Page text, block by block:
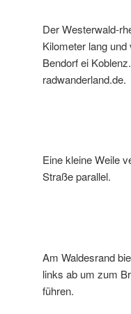
Der Westerwald-
Kilometer lang
Bendorf ei
radwanderland.de.
Eine kleine Weile
Straße parallel.
Am Waldesrand
links ab um zum
führen.